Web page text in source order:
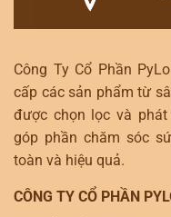
Công Ty Cổ Phần
cấp các sản phẩm từ
được chọn lọc và
góp phần chăm sóc
toàn và hiệu quả.
CÔNG TY CỔ PHẦN